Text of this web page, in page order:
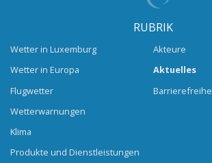
RUBRIK
Wetter in Luxemburg
Wetter in Europa
Flugwetter
Wetterwarnungen
Klima
Produkte und Dienstleistungen
Akteure
Aktuelles